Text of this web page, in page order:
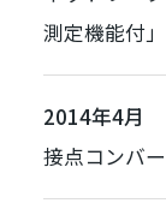
測定機能付
2014年4月
接点コンバ